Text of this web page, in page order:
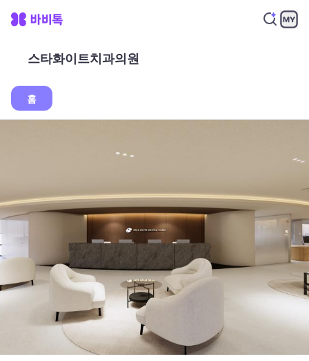
스타화이트치과의원
홈